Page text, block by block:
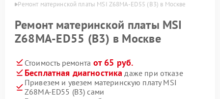
Ремонт материнской платы MSI Z68MA-ED55 (B3) в Москве
Ремонт материнской платы MSI
Z68MA-ED55 (B3) в Москве
Стоимость ремонта от 65 руб.
Бесплатная диагностика даже при отказе
Привезем и увезем материнскую плату MSI
Z68MA-ED55 (B3) сами